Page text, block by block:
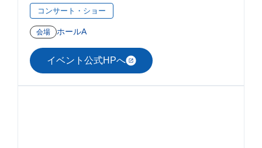
コンサート・ショー
会場 ホールA
イベント公式HPへ